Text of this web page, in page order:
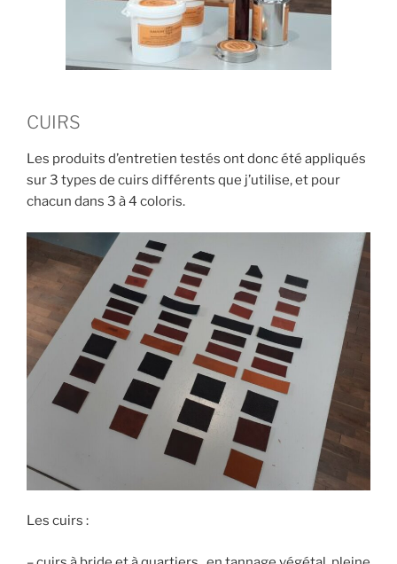
CUIRS
Les produits d’entretien testés ont donc été appliqués
sur 3 types de cuirs différents que j’utilise, et pour
chacun dans 3 à 4 coloris.
Les cuirs :